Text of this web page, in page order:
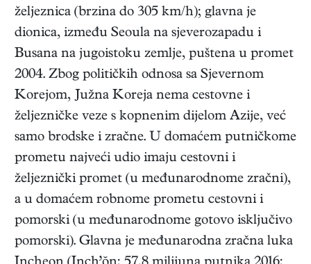
željeznica (brzina do 305 km/h); glavna je
dionica, između Seoula na sjeverozapadu i
Busana na jugoistoku zemlje, puštena u promet
2004. Zbog političkih odnosa sa Sjevernom
Korejom, Južna Koreja nema cestovne i
željezničke veze s kopnenim dijelom Azije, već
samo brodske i zračne. U domaćem putničkome
prometu najveći udio imaju cestovni i
željeznički promet (u međunarodnome zračni),
a u domaćem robnome prometu cestovni i
pomorski (u međunarodnome gotovo isključivo
pomorski). Glavna je međunarodna zračna luka